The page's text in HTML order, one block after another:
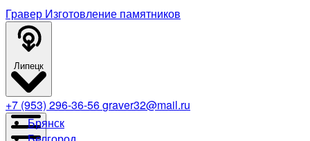
Гравер Изготовление памятников
Липецк
Брянск
+7 (953) 296-36-56graver32@mail.ru